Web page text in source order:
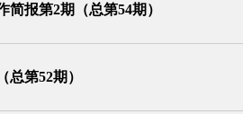
简报第2期（总第54期）
总第52期）